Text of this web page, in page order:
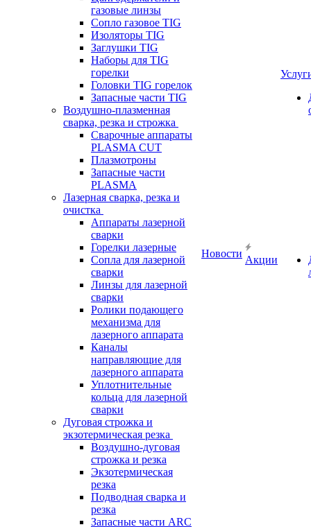
газовые линзы
Сопло газовое TIG
Изоляторы TIG
Заглушки TIG
Наборы для TIG
горелки
Головки TIG горелок
Запасные части TIG
Воздушно-плазменная
сварка, резка и строжка
Сварочные аппараты
PLASMA CUT
Плазмотроны
Запасные части
PLASMA
Лазерная сварка, резка и
очистка
Аппараты лазерной
сварки
Горелки лазерные
Сопла для лазерной
сварки
Линзы для лазерной
сварки
Ролики подающего
механизма для
лазерного аппарата
Каналы
направляющие для
лазерного аппарата
Уплотнительные
кольца для лазерной
сварки
Дуговая строжка и
экзотермическая резка
Воздушно-дуговая
строжка и резка
Экзотермическая
резка
Подводная сварка и
резка
Запасные части ARC
Новости
Акции